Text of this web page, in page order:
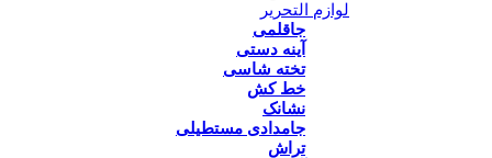
لوازم التحریر
جاقلمی
آینه دستی
تخته شاسی
خط کش
نشانک
جامدادی مستطیلی
تراش